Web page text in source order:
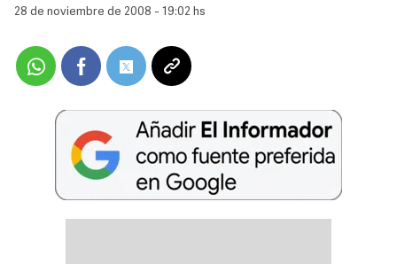
28 de noviembre de 2008 - 19:02 hs